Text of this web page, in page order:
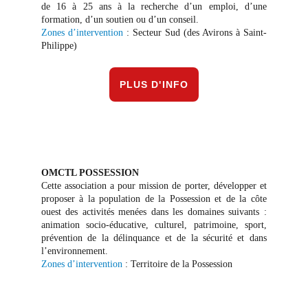
OMCTL POSSESSION
Cette association a pour mission de porter, développer et
proposer à la population de la Possession et de la côte
ouest des activités menées dans les domaines suivants :
animation socio-éducative, culturel, patrimoine, sport,
prévention de la délinquance et de la sécurité et dans
l’environnement.
Zones d’intervention : Territoire de la Possession
de 16 à 25 ans à la recherche d’un emploi, d’une
formation, d’un soutien ou d’un conseil.
Zones d’intervention: Secteur Sud (des Avirons à Saint-
Philippe)
PLUS D'INFO